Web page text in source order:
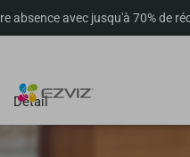
jusqu'à 70% de réduction
Détail